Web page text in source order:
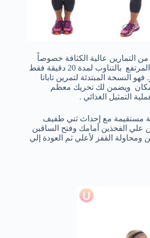
من التمارين عالية الكثافة خصوصاً
عند القيام بتمرين القفز المرتفع بالتناوب لمدة 20 دقيقة فقط
النسخة المبتدئة لتمرين تاباتا
ويضمن لك تحريك معظم
التمثيل الغذائي .
مستقيمة مع إحداث ثني طفيف
علي الفخذين أمامك وفتح الساقين
القفز لأعلي ثم العودة إلي